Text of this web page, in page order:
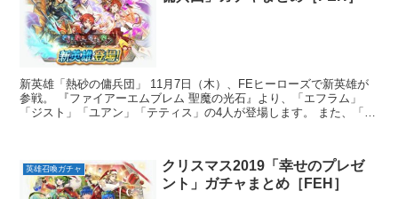
新英雄「熱砂の傭兵団」 11月7日（木）、FEヒーローズで新英雄が
参戦。 『ファイアーエムブレム 聖魔の光石』より、「エフラム」
「ジスト」「ユアン」「テティス」の4人が登場します。 また、「ロ
英雄召喚ガチャ
クリスマス2019「幸せのプレゼ
ント」ガチャまとめ［FEH］